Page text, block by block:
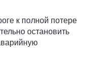
к полной потере
остановить